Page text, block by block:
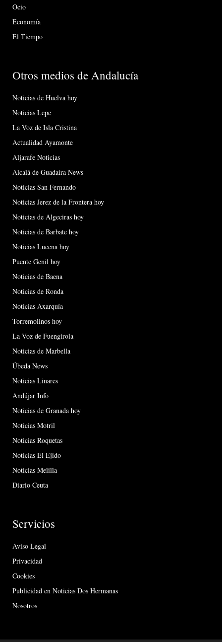
Ocio
Economía
El Tiempo
Otros medios de Andalucía
Noticias de Huelva hoy
Noticias Lepe
La Voz de Isla Cristina
Actualidad Ayamonte
Aljarafe Noticias
Alcalá de Guadaíra News
Noticias San Fernando
Noticias Jerez de la Frontera hoy
Noticias de Algeciras hoy
Noticias de Barbate hoy
Noticias Lucena hoy
Puente Genil hoy
Noticias de Baena
Noticias de Ronda
Noticias Axarquía
Torremolinos hoy
La Voz de Fuengirola
Noticias de Marbella
Úbeda News
Noticias Linares
Andújar Info
Noticias de Granada hoy
Noticias Motril
Noticias Roquetas
Noticias El Ejido
Noticias Melilla
Diario Ceuta
Servicios
Aviso Legal
Privacidad
Cookies
Publicidad en Noticias Dos Hermanas
Nosotros